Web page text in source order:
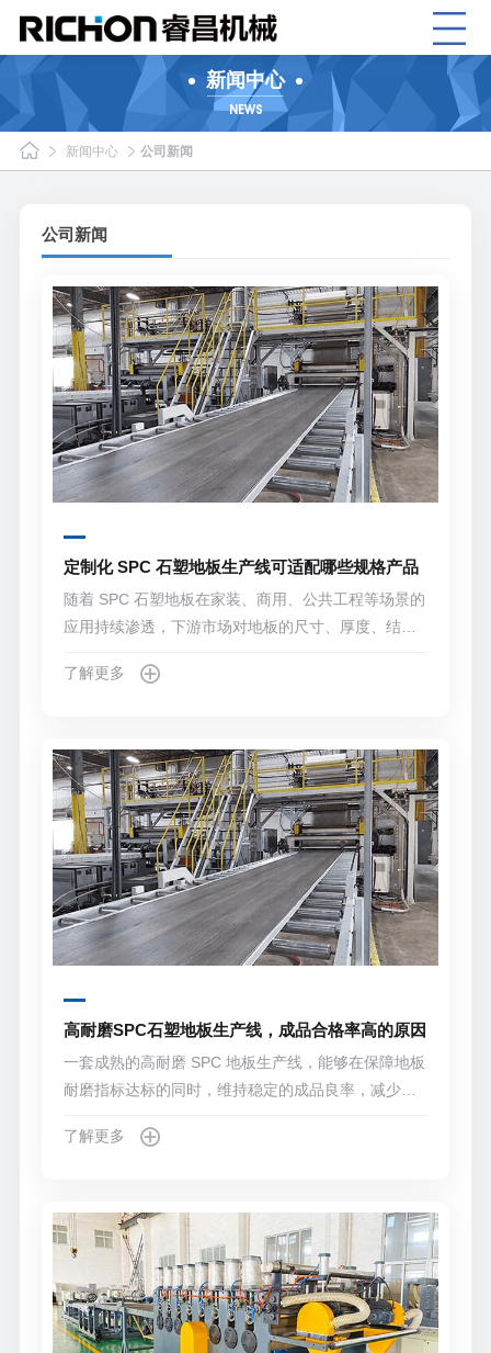
新闻中心
NEWS
新闻中心 公司新闻
公司新闻
定制化 SPC 石塑地板生产线可适配哪些规格产品
随着 SPC 石塑地板在家装、商用、公共工程等场景的
应用持续渗透，下游市场对地板的尺寸、厚度、结构
数常规规格，难以满足企业差异化产品布局与细分市
类地板的稳定生产，成为众多地板生产企业丰富产品
矩阵的重要依托。
了解更多
高耐磨SPC石塑地板生产线，成品合格率高的原因
一套成熟的高耐磨 SPC 地板生产线，能够在保障地板
耐磨指标达标的同时，维持稳定的成品良率，减少批
了解更多